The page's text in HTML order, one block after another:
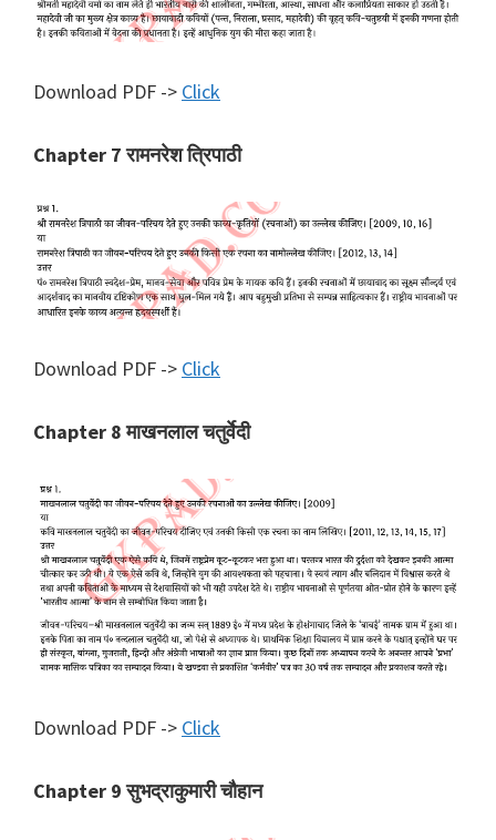
Download PDF -> Click
Chapter 7 रामनरेश त्रिपाठी
Download PDF -> Click
Chapter 8 माखनलाल चतुर्वेदी
Download PDF -> Click
Chapter 9 सुभद्राकुमारी चौहान